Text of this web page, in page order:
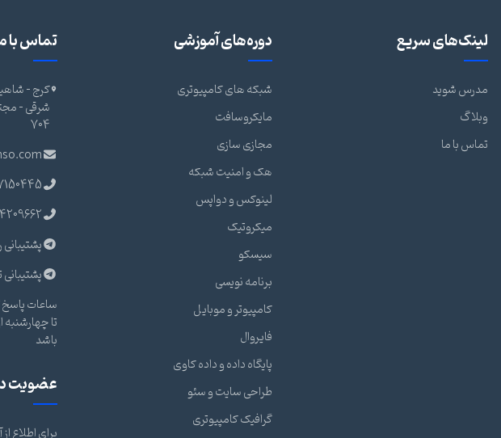
لینک‌های سریع
مدرس شوید
وبلاگ
تماس با ما
دوره‌های آموزشی
شبکه های کامپیوتری
مایکروسافت
مجازی سازی
هک و امنیت شبکه
لینوکس و دواپس
میکروتیک
سیسکو
برنامه نویسی
کامپیوتر و موبایل
فایروال
پایگاه داده و داده کاوی
طراحی سایت و سئو
گرافیک کامپیوتری
تماس با
کرج -
704
پشتیبانی
پشتیبانی
ساعات پاسخ
باشد
عضویت
برای اطلاع